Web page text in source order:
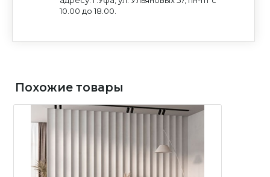
10.00 до 18.00.
Похожие товары
Политикой конфиденциальности иСогласием
на обработку персональных данных